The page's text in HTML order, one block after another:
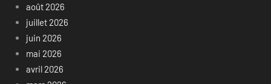
août 2026
juillet 2026
juin 2026
mai 2026
avril 2026